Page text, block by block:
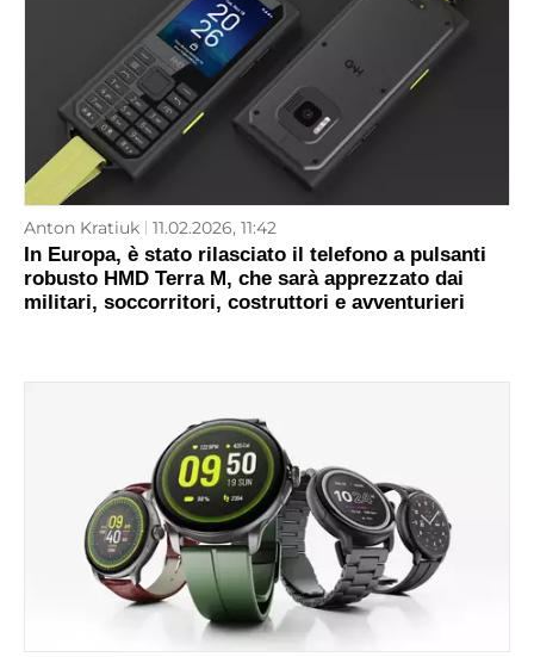
Anton Kratiuk 11.02.2026, 11:42
In Europa, è stato rilasciato il telefono a pulsanti
robusto HMD Terra M, che sarà apprezzato dai
militari, soccorritori, costruttori e avventurieri